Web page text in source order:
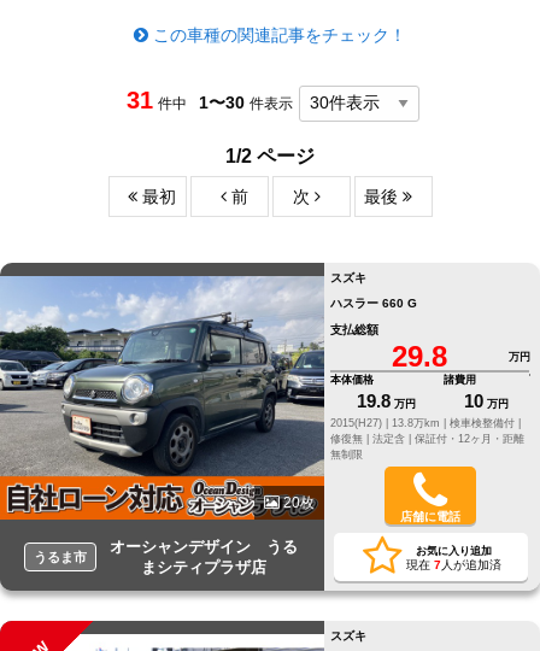
この車種の関連記事をチェック！
31 件中 1〜30 件表示
1/2 ページ
最初 前 次 最後
20枚
うるま市
オーシャンデザイン うる
まシティプラザ店
スズキ
ハスラー 660 G
支払総額
29.8
万円
本体価格
19.8 万円
諸費用
10 万円
2015(H27) |
13.8万km |
検車検整備付 |
修復無 | 法定含 | 保証付・12ヶ月・距離
無制限
店舗に電話
お気に入り追加
現在 7人が追加済
スズキ